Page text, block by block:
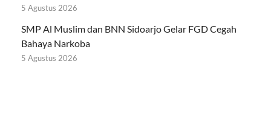
5 Agustus 2026
SMP Al Muslim dan BNN Sidoarjo Gelar FGD Cegah
Bahaya Narkoba
5 Agustus 2026